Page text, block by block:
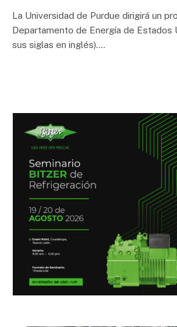
La Universidad de Purdue dirigirá un
Departamento de Energía de Estados
sus siglas en inglés).…